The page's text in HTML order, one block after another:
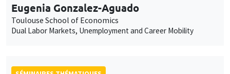
Eugenia Gonzalez-Aguado
Toulouse School of Economics
Dual Labor Markets, Unemployment and Career Mobility